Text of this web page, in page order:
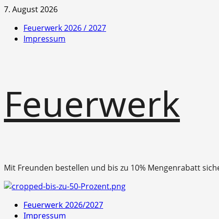
Zum
springen
7. August 2026
Feuerwerk 2026 / 2027
Impressum
Feuerwerk
Mit Freunden bestellen und bis zu 10% Mengenrabatt
Primäres
Menü
Feuerwerk 2026/2027
Impressum